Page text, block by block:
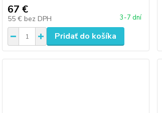
67 €
55 € bez DPH 3-7 dní
Pridať do košíka